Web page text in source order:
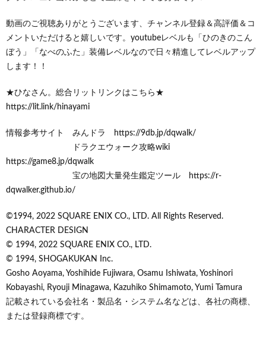
動画のご視聴ありがとうございます、チャンネル登録＆高評価＆コ
メントいただけると嬉しいです。youtubeレベルも「ひのきのこん
ぼう」「なべのふた」装備レベルなので日々精進してレベルアップ
します！！
★ひなさん。総合リットリンクはこちら★
https://lit.link/hinayami
情報参考サイト みんドラ https://9db.jp/dqwalk/
ドラクエウォーク攻略wiki
https://game8.jp/dqwalk
宝の地図大量発生鑑定ツール https://r-
dqwalker.github.io/
©1994, 2022 SQUARE ENIX CO., LTD. All Rights Reserved.
CHARACTER DESIGN
© 1994, 2022 SQUARE ENIX CO., LTD.
© 1994, SHOGAKUKAN Inc.
Gosho Aoyama, Yoshihide Fujiwara, Osamu Ishiwata, Yoshinori
Kobayashi, Ryouji Minagawa, Kazuhiko Shimamoto, Yumi Tamura
記載されている会社名・製品名・システム名などは、各社の商標、
または登録商標です。